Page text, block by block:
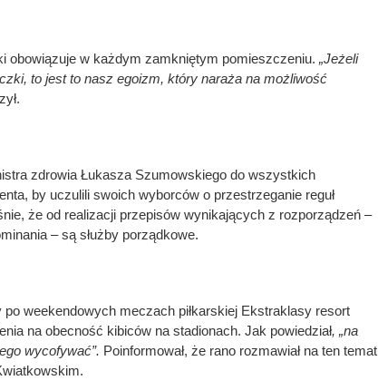
obowiązuje w każdym zamkniętym pomieszczeniu. „Jeżeli
to jest to nasz egoizm, który naraża na możliwość
zdrowia Łukasza Szumowskiego do wszystkich
by uczulili swoich wyborców o przestrzeganie reguł
że od realizacji przepisów wynikających z rozporządzeń –
– są służby porządkowe.
weekendowych meczach piłkarskiej Ekstraklasy resort
na obecność kibiców na stadionach. Jak powiedział, „na
wycofywać”. Poinformował, że rano rozmawiał na ten temat